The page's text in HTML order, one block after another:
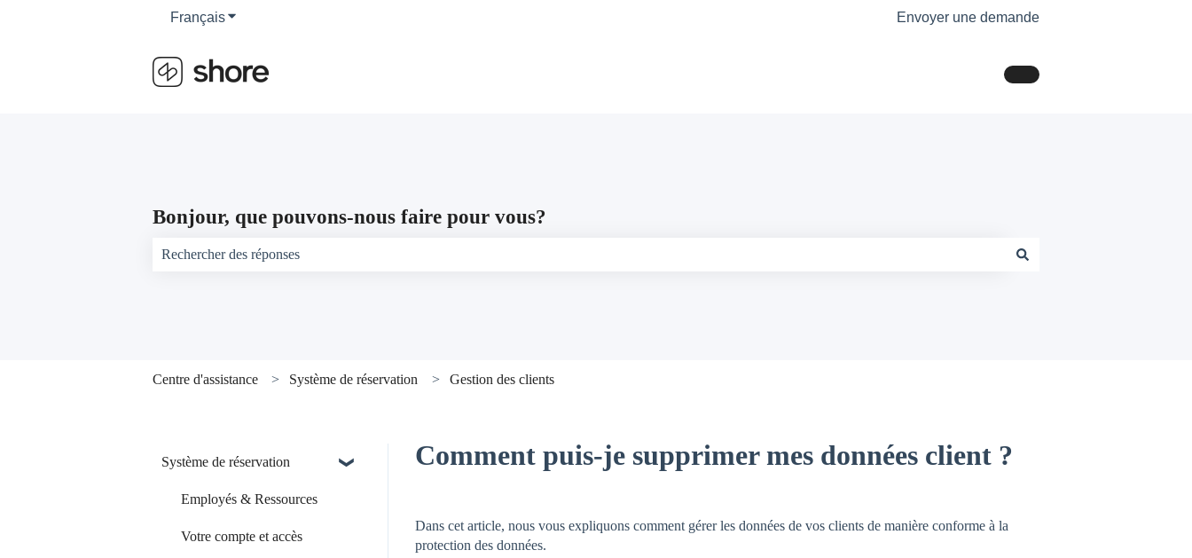
FrançaisAfficher le sous-menu pour les traductions Envoyer une demande
Bonjour, que pouvons-nous faire pour vous?
Centre d'assistance Système de réservation Gestion des clients
Comment puis-je supprimer mes données client ?
Dans cet article, nous vous expliquons comment gérer les données de vos clients de manière conforme à la
protection des données.
Système de réservation
Employés & Ressources
Votre compte et accès